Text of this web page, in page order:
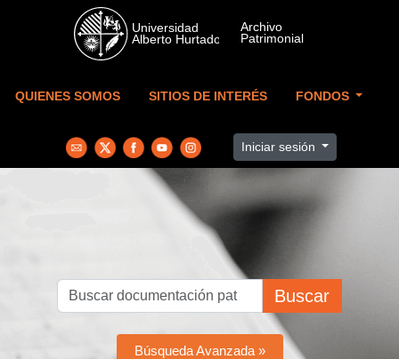
Skip to main content
QUIENES SOMOS SITIOS DE INTERÉS FONDOS
Iniciar sesión
Buscar
Búsqueda Avanzada »